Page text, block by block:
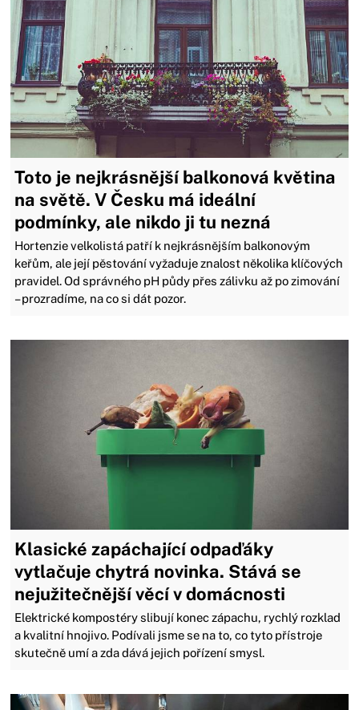
Toto je nejkrásnější balkonová květina
na světě. V Česku má ideální
podmínky, ale nikdo ji tu nezná
Hortenzie velkolistá patří k nejkrásnějším balkonovým
keřům, ale její pěstování vyžaduje znalost několika klíčových
pravidel. Od správného pH půdy přes zálivku až po zimování
– prozradíme, na co si dát pozor.
Klasické zapáchající odpaďáky
vytlačuje chytrá novinka. Stává se
nejužitečnější věcí v domácnosti
Elektrické kompostéry slibují konec zápachu, rychlý rozklad
a kvalitní hnojivo. Podívali jsme se na to, co tyto přístroje
skutečně umí a zda dává jejich pořízení smysl.